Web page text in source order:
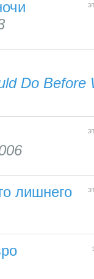
Do Before
лишнего